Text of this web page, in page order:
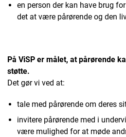
en person der kan have brug
det at være pårørende og den
På ViSP er målet, at pårørende
støtte.
Det gør vi ved at:
tale med pårørende om deres
invitere pårørende med i
være mulighed for at møde